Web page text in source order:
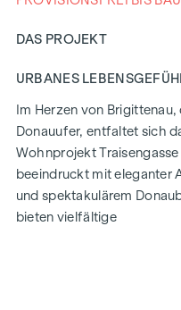
DAS PROJEKT
URBANES
Im Herzen von
Donauufer, entfaltet sich
Wohnprojekt
beeindruckt mit eleganter
und spektakulärem
bieten vielfältige